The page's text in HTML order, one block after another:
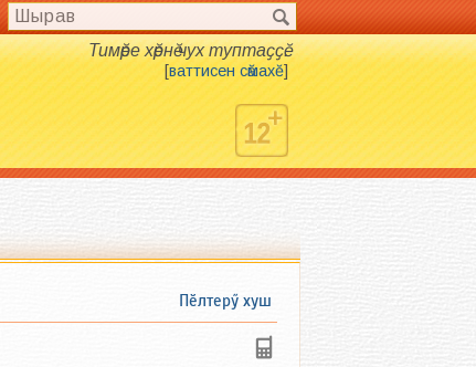
Тимӗре хӗрнӗ чух туптаҫҫӗ.
[ваттисен сӑмахӗ]
Пӗлтерӳ хуш